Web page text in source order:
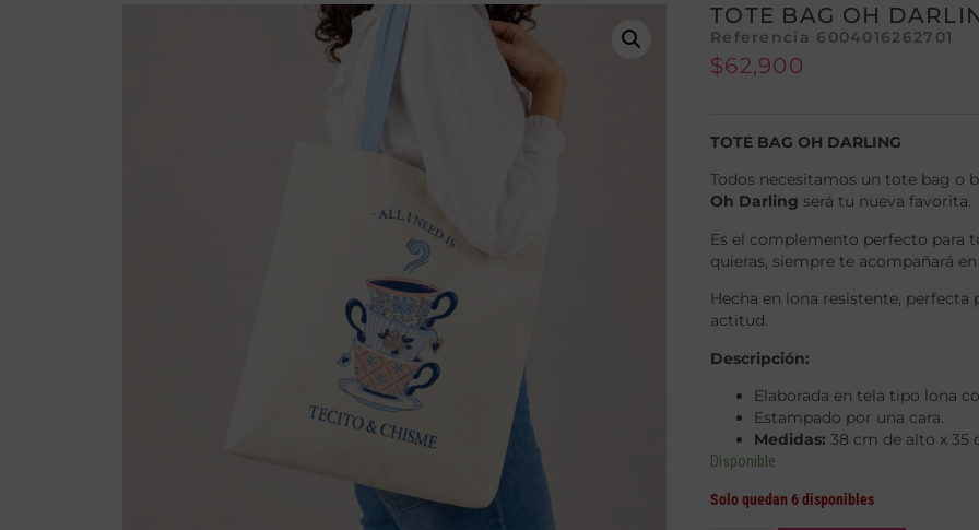
TOTE BAG OH
Referencia 6004016262701
$62,900
TOTE BAG OH DARLING
Todos necesitamos un tote bag o
Oh Darling será tu nueva favorita.
Es el complemento perfecto para
quieras, siempre te acompañará
Hecha en lona resistente,
actitud.
Descripción:
Elaborada en tela tipo lona
Estampado por una cara.
Medidas: 38 cm de alto x 35
Disponible
Solo quedan 6 disponibles